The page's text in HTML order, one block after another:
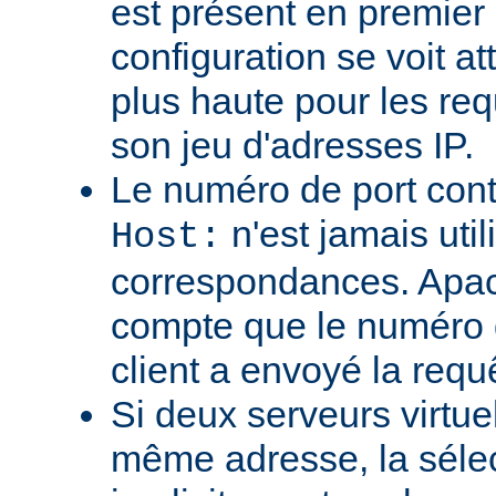
est présent en
configuration se voit
plus haute pour les
son jeu d'adresses IP.
Le numéro de port
Host: n'est jamais
correspondances.
compte que le
client a envoyé la
Si deux serveurs
même adresse, la